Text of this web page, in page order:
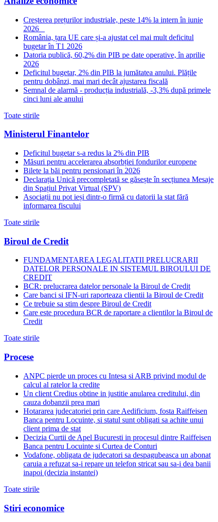
Creșterea prețurilor industriale, peste 14% la intern în iunie
2026
România, țara UE care și-a ajustat cel mai mult deficitul
bugetar în T1 2026
Datoria publică, 60,2% din PIB pe date operative, în aprilie
2026
Deficitul bugetar, 2% din PIB la jumătatea anului. Plățile
pentru dobânzi, mai mari decât ajustarea fiscală
Semnal de alarmă - producția industrială, -3,3% după primele
cinci luni ale anului
Toate stirile
Ministerul Finantelor
Deficitul bugetar s-a redus la 2% din PIB
Măsuri pentru accelerarea absorbției fondurilor europene
Bilete la băi pentru pensionari în 2026
Declarația Unică precompletată se găsește în secțiunea Mesaje
din Spațiul Privat Virtual (SPV)
Asociații nu pot ieși dintr-o firmă cu datorii la stat fără
informarea fiscului
Toate stirile
Biroul de Credit
FUNDAMENTAREA LEGALITATII PRELUCRARII
DATELOR PERSONALE IN SISTEMUL BIROULUI DE
CREDIT
BCR: prelucrarea datelor personale la Biroul de Credit
Care banci si IFN-uri raporteaza clientii la Biroul de Credit
Ce trebuie sa stim despre Biroul de Credit
Care este procedura BCR de raportare a clientilor la Biroul de
Credit
Toate stirile
Procese
ANPC pierde un proces cu Intesa si ARB privind modul de
calcul al ratelor la credite
Un client Credius obtine in justitie anularea creditului, din
cauza dobanzii prea mari
Hotararea judecatoriei prin care Aedificium, fosta Raiffeisen
Banca pentru Locuinte, si statul sunt obligati sa achite unui
client prima de stat
Decizia Curtii de Apel Bucuresti in procesul dintre Raiffeisen
Banca pentru Locuinte si Curtea de Conturi
Vodafone, obligata de judecatori sa despagubeasca un abonat
caruia a refuzat sa-i repare un telefon stricat sau sa-i dea banii
inapoi (decizia instantei)
Toate stirile
Stiri economice